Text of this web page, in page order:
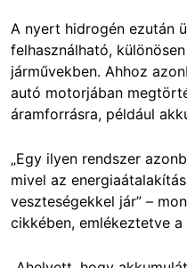
A nyert hidrogén ezután
felhasználható,
járművekben. Ahhoz
autó motorjában
áramforrásra, például
„Egy ilyen rendszer
mivel az
veszteségekkel jár” –
cikkében, emlékeztetve